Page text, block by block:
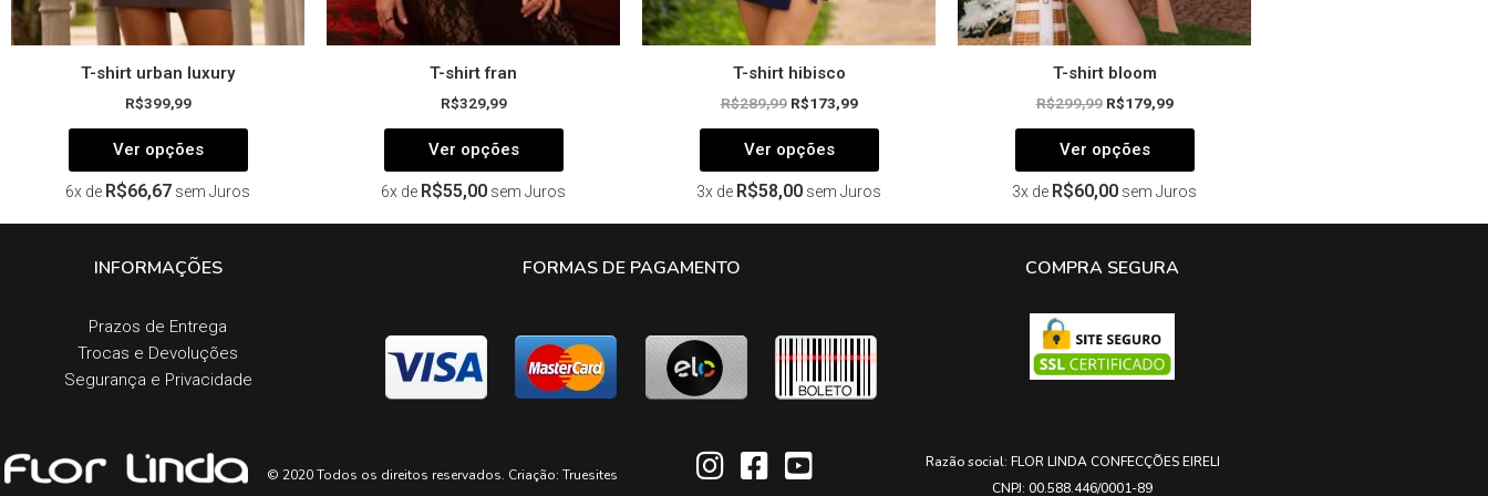
T-shirt urban luxury
R$399,99
Ver opções
produto
6x de R$66,67 sem Juros
T-shirt fran
R$329,99
Ver opções
produto
6x de R$55,00 sem Juros
T-shirt hibisco
R$289,99 R$173,99
Ver opções
3x de R$58,00 sem Juros
T-shirt bloom
R$299,99 R$179,99
Ver opções
produto
3x de R$60,00 sem Juros
INFORMAÇÕES
Prazos de Entrega​
Trocas e Devoluções​
Segurança e Privacidade
FORMAS DE PAGAMENTO COMPRA SEGURA
© 2020 Todos os direitos reservados. Criação: Truesites
Razão social: FLOR LINDA CONFECÇÕES EIRELI
CNPJ: 00.588.446/0001-89